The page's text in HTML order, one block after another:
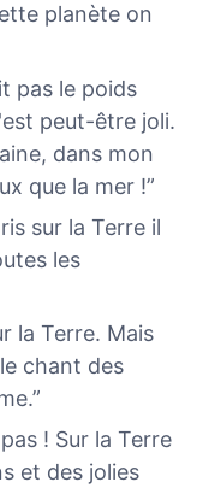
planète on
pas le poids
peut-être joli.
dans mon
que la mer !”
sur la Terre il
les
la Terre. Mais
chant des
! Sur la Terre
et des jolies